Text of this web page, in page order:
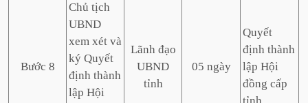
Bước 8
Chủ tịch
UBND
xem xét và
ký Quyết
định thành
lập Hội
Lãnh đạo
UBND
tỉnh
05 ngày
Quyết
định thành
lập Hội
đồng cấp